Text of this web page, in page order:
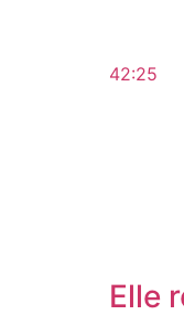
42:25
Elle